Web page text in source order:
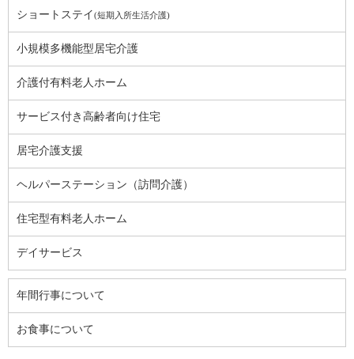
ショートステイ(短期入所生活介護)
小規模多機能型居宅介護
介護付有料老人ホーム
サービス付き高齢者向け住宅
居宅介護支援
ヘルパーステーション（訪問介護）
住宅型有料老人ホーム
デイサービス
年間行事について
お食事について